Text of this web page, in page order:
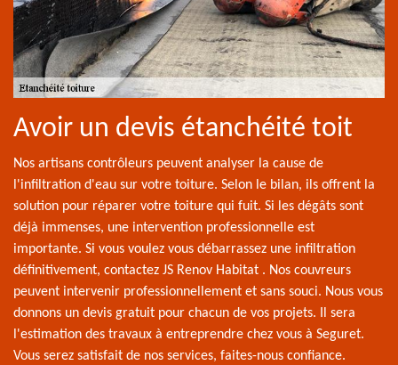
Avoir un devis étanchéité toit
Nos artisans contrôleurs peuvent analyser la cause de
l'infiltration d'eau sur votre toiture. Selon le bilan, ils offrent la
solution pour réparer votre toiture qui fuit. Si les dégâts sont
déjà immenses, une intervention professionnelle est
importante. Si vous voulez vous débarrassez une infiltration
définitivement, contactez JS Renov Habitat . Nos couvreurs
peuvent intervenir professionnellement et sans souci. Nous vous
donnons un devis gratuit pour chacun de vos projets. Il sera
l'estimation des travaux à entreprendre chez vous à Seguret.
Vous serez satisfait de nos services, faites-nous confiance.